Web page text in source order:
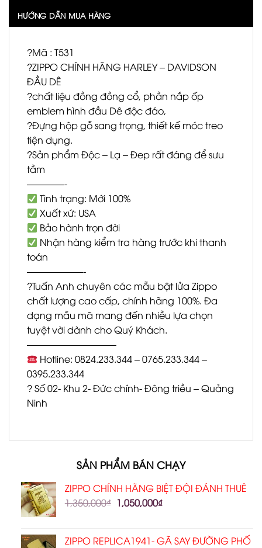
HƯỚNG DẪN MUA HÀNG
?Mã : T531
?ZIPPO CHÍNH HÃNG HARLEY – DAVIDSON
ĐẦU DÊ
?chất liệu đồng đồng cổ, phần nắp ốp
emblem hình đầu Dê độc đáo,
?Đựng hộp gỗ sang trọng, thiết kế móc treo
tiện dụng.
?Sản phẩm Độc – Lạ – Đep rất đáng để sưu
tầm
————-
Tình trạng: Mới 100%
Xuất xứ: USA
Bảo hành trọn đời
Nhận hàng kiểm tra hàng trước khi thanh
toán
——————-
?Tuấn Anh chuyên các mẫu bật lửa Zippo
chất lượng cao cấp, chính hãng 100%. Đa
dạng mẫu mã mang đến nhiều lựa chọn
tuyệt vời dành cho Quý Khách.
—————————–
Hotline: 0824.233.344 – 0765.233.344 –
0395.233.344
? Số 02- Khu 2- Đức chính- Đông triều – Quảng
Ninh
SẢN PHẨM BÁN CHẠY
ZIPPO CHÍNH HÃNG BIỆT ĐỘI ĐÁNH THUÊ
1,350,000₫ 1,050,000₫
ZIPPO REPLICA1941- GÃ SAY ĐƯỜNG PHỐ